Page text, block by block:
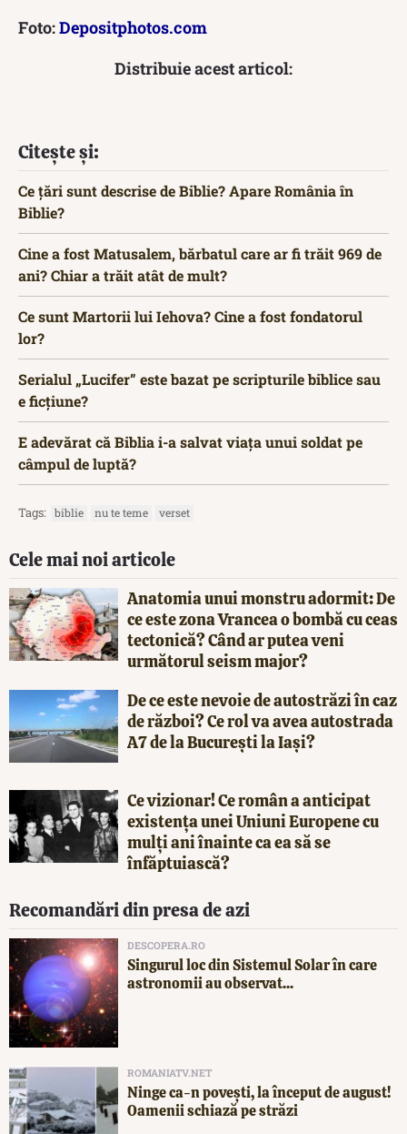
Foto:Depositphotos.com
Distribuie acest articol:
Citește și:
Ce țări sunt descrise de Biblie? Apare România în
Biblie?
Cine a fost Matusalem, bărbatul care ar fi trăit 969 de
ani? Chiar a trăit atât de mult?
Ce sunt Martorii lui Iehova? Cine a fost fondatorul
lor?
Serialul „Lucifer” este bazat pe scripturile biblice sau
e ficțiune?
E adevărat că Biblia i-a salvat viața unui soldat pe
câmpul de luptă?
Tags: biblie nu te teme verset
Cele mai noi articole
Anatomia unui monstru adormit: De
ce este zona Vrancea o bombă cu ceas
tectonică? Când ar putea veni
următorul seism major?
De ce este nevoie de autostrăzi în caz
de război? Ce rol va avea autostrada
A7 de la București la Iași?
Ce vizionar! Ce român a anticipat
existența unei Uniuni Europene cu
mulți ani înainte ca ea să se
înfăptuiască?
Recomandări din presa de azi
DESCOPERA.RO
Singurul loc din Sistemul Solar în care
astronomii au observat...
ROMANIATV.NET
Ninge ca-n povești, la început de august!
Oamenii schiază pe străzi